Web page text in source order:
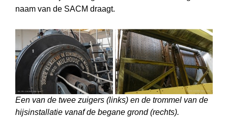
naam van de SACM draagt.
Een van de twee zuigers (links) en de trommel van de
hijsinstallatie vanaf de begane grond (rechts).